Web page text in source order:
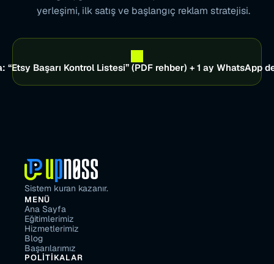
yerleşimi, ilk satış ve başlangıç reklam stratejisi.
“Etsy Başarı Kontrol Listesi” (PDF rehber) + 1 ay WhatsApp
Sistem kuran kazanır.
MENÜ
Ana Sayfa
Eğitimlerimiz
Hizmetlerimiz
Blog
Başarılarımız
POLITIKALAR